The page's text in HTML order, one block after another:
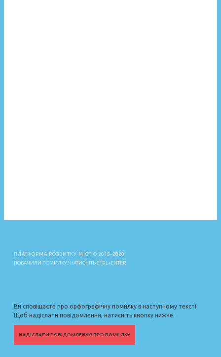
ПЛАТФОРМА РОЗВИТКУ МІСТ © 2015–2020
ПОБАЧИЛИ ПОМИЛКУ? НАТИСНІТЬ CTRL+ENTER
Ви сповіщаєте про орфографічну помилку в наступному тексті:
Щоб надіслати повідомлення, натисніть кнопку нижче.